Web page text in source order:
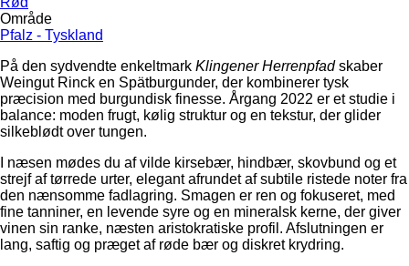
Område
Pfalz - Tyskland
På den sydvendte enkeltmark Klingener Herrenpfadskaber
Weingut Rinck en Spätburgunder, der kombinerer tysk
præcision med burgundisk finesse. Årgang 2022 er et studie i
balance: moden frugt, kølig struktur og en tekstur, der glider
silkeblødt over tungen.
I næsen mødes du af vilde kirsebær, hindbær, skovbund og et
strejf af tørrede urter, elegant afrundet af subtile ristede noter fra
den nænsomme fadlagring. Smagen er ren og fokuseret, med
fine tanniner, en levende syre og en mineralsk kerne, der giver
vinen sin ranke, næsten aristokratiske profil. Afslutningen er
lang, saftig og præget af røde bær og diskret krydring.